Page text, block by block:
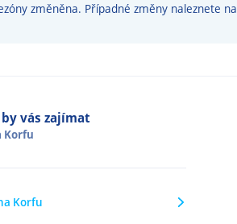
změněna. Případné změny naleznete na
vás zajímat
Korfu
Korfu